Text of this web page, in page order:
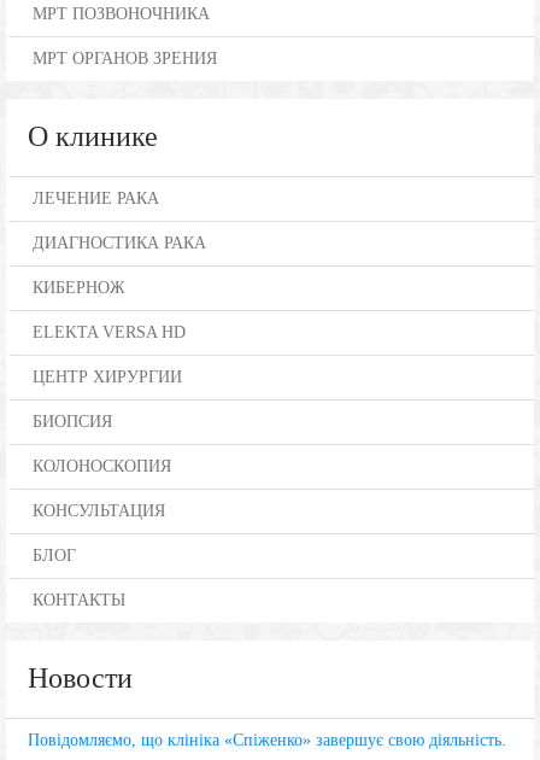
МРТ ПОЗВОНОЧНИКА
МРТ ОРГАНОВ ЗРЕНИЯ
О клинике
ЛЕЧЕНИЕ РАКА
ДИАГНОСТИКА РАКА
КИБЕРНОЖ
ELEKTA VERSA HD
ЦЕНТР ХИРУРГИИ
БИОПСИЯ
КОЛОНОСКОПИЯ
КОНСУЛЬТАЦИЯ
БЛОГ
КОНТАКТЫ
Новости
Повідомляємо, що клініка «Спіженко» завершує свою діяльність.